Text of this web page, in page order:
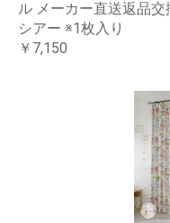
ル メーカー直送返品
シアー ※1枚入り
￥7,150